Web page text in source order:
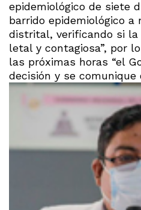
epidemiológico de siete
barrido epidemiológico a
distrital, verificando si la
letal y contagiosa”, por
las próximas horas “el
decisión y se comunique